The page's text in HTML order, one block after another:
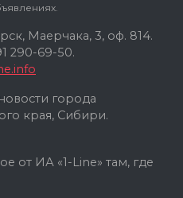
Маерчака, 3, оф. 814.
290-69-50.
города
края, Сибири.
от ИА «1-Line» там, где